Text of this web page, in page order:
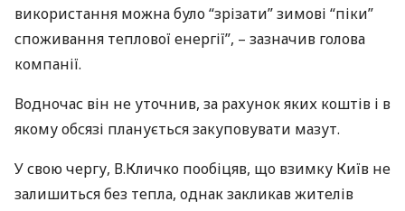
використання можна було “зрізати” зимові “піки”
споживання теплової енергії”, – зазначив голова
компанії.
Водночас він не уточнив, за рахунок яких коштів і в
якому обсязі планується закуповувати мазут.
У свою чергу, В.Кличко пообіцяв, що взимку Київ не
залишиться без тепла, однак закликав жителів